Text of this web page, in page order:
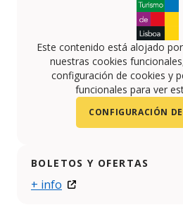
Este contenido está alojado
nuestras cookies
configuración de cookies y
funcionales para ver
CONFIGURACIÓN
BOLETOS Y OFERTAS
+ info